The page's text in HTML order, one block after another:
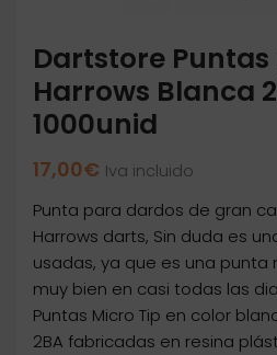
Dartstore Puntas
Harrows Blanca
1000unid
17,00€ Iva incluido
Punta para dardos de gran
Harrows darts, Sin duda es
usadas, ya que es una punta
muy bien en casi todas las
Puntas Micro Tip en color
2BA fabricadas en resina